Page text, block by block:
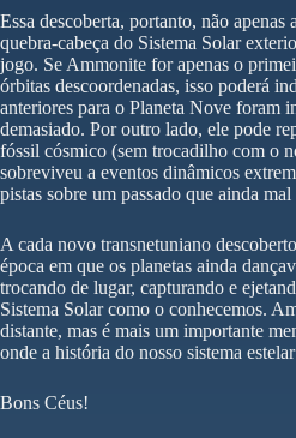
Essa descoberta, portanto, não apenas
quebra-cabeça do Sistema Solar
jogo. Se Ammonite for apenas o
órbitas descoordenadas, isso poderá
anteriores para o Planeta Nove foram
demasiado. Por outro lado, ele pode
fóssil cósmico (sem trocadilho com o
sobreviveu a eventos dinâmicos
pistas sobre um passado que ainda
A cada novo transnetuniano
época em que os planetas ainda
trocando de lugar, capturando e
Sistema Solar como o conhecemos.
distante, mas é mais um importante
onde a história do nosso sistema
Bons Céus!